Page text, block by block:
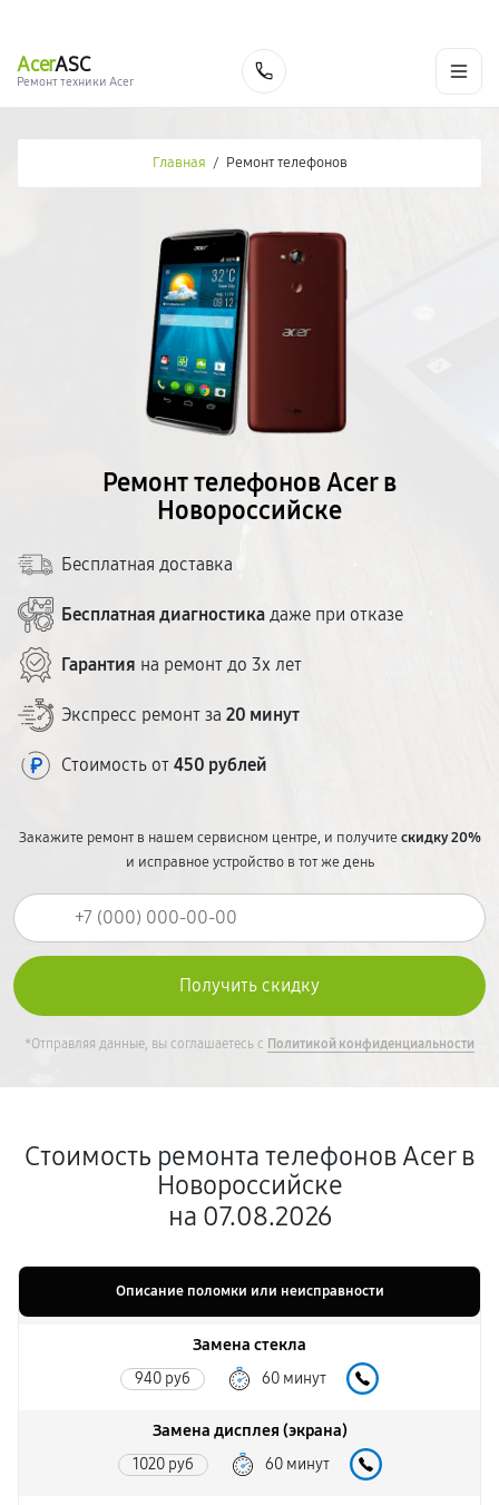
AcerASC
Ремонт техники Acer
Главная / Ремонт телефонов
Ремонт телефонов Acer в
Новороссийске
Бесплатная доставка
Бесплатная диагностика даже при отказе
Гарантия на ремонт до 3х лет
Экспресс ремонт за 20 минут
Стоимость от 450 рублей
Закажите ремонт в нашем сервисном центре, и получитескидку 20%
и исправное устройство в тот же день
*Отправляя данные, вы соглашаетесь с Политикой конфиденциальности
Стоимость ремонта телефонов Acer в
Новороссийске
на 07.08.2026
Описание поломки или неисправности
Замена стекла
940 руб 60 минут
Замена дисплея (экрана)
1020 руб 60 минут